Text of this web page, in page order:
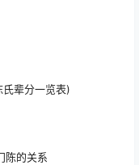
辈分一览表)
陈的关系